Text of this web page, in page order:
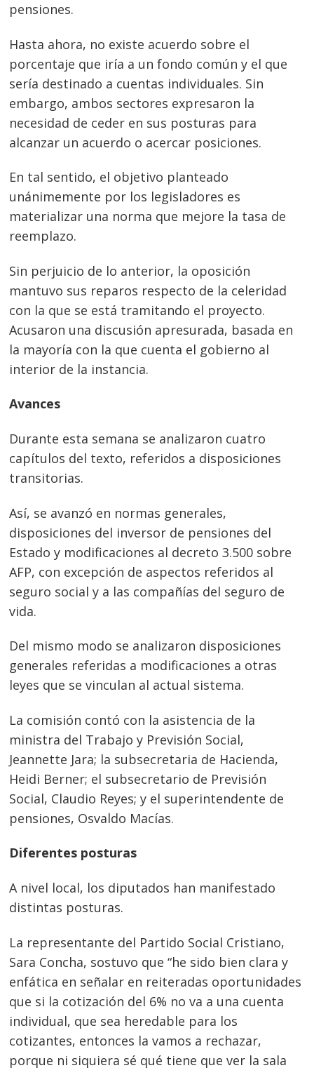
pensiones.
Hasta ahora, no existe acuerdo sobre el
porcentaje que iría a un fondo común y el que
sería destinado a cuentas individuales. Sin
embargo, ambos sectores expresaron la
necesidad de ceder en sus posturas para
alcanzar un acuerdo o acercar posiciones.
En tal sentido, el objetivo planteado
unánimemente por los legisladores es
materializar una norma que mejore la tasa de
reemplazo.
Sin perjuicio de lo anterior, la oposición
mantuvo sus reparos respecto de la celeridad
con la que se está tramitando el proyecto.
Acusaron una discusión apresurada, basada en
la mayoría con la que cuenta el gobierno al
interior de la instancia.
Avances
Durante esta semana se analizaron cuatro
capítulos del texto, referidos a disposiciones
transitorias.
Así, se avanzó en normas generales,
disposiciones del inversor de pensiones del
Estado y modificaciones al decreto 3.500 sobre
AFP, con excepción de aspectos referidos al
seguro social y a las compañías del seguro de
vida.
Del mismo modo se analizaron disposiciones
generales referidas a modificaciones a otras
leyes que se vinculan al actual sistema.
La comisión contó con la asistencia de la
ministra del Trabajo y Previsión Social,
Jeannette Jara; la subsecretaria de Hacienda,
Heidi Berner; el subsecretario de Previsión
Social, Claudio Reyes; y el superintendente de
pensiones, Osvaldo Macías.
Diferentes posturas
A nivel local, los diputados han manifestado
distintas posturas.
La representante del Partido Social Cristiano,
Sara Concha, sostuvo que “he sido bien clara y
enfática en señalar en reiteradas oportunidades
que si la cotización del 6% no va a una cuenta
individual, que sea heredable para los
cotizantes, entonces la vamos a rechazar,
porque ni siquiera sé qué tiene que ver la sala